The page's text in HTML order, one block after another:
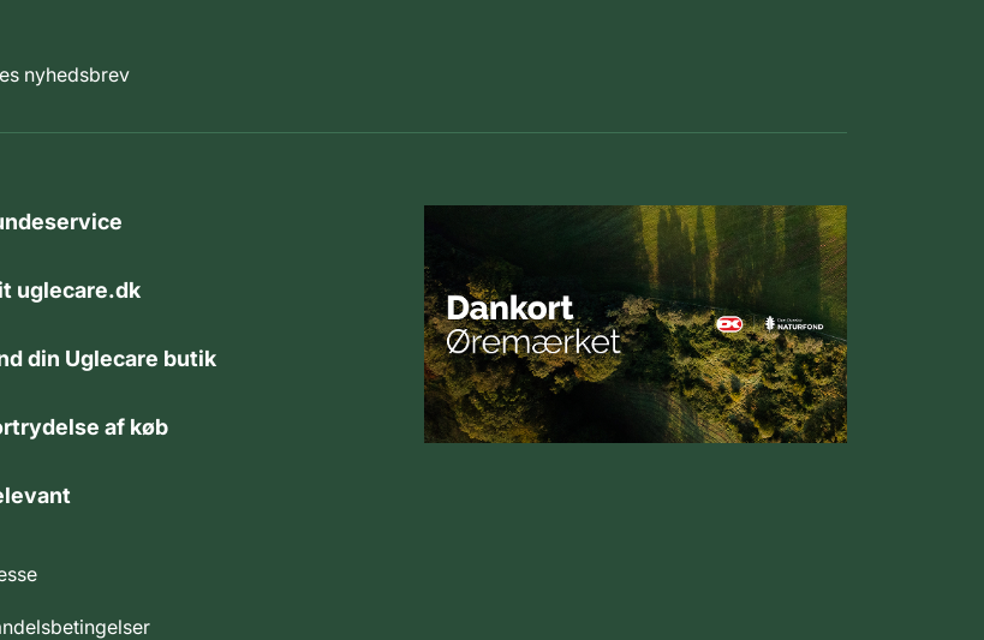
nyhedsbrev
uglecare.dk
din Uglecare butik
af køb